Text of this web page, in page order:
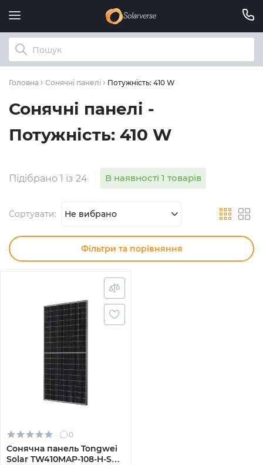
Головна Сонячні панелі Потужність: 410 W
Сонячні панелі -
Потужність: 410 W
Підібрано 1 із 24 В наявності 1 товарів
Сортувати: Не вибрано
Фільтри та порівняння
0
Сонячна панель Tongwei
Solar TW410MAP-108-H-S